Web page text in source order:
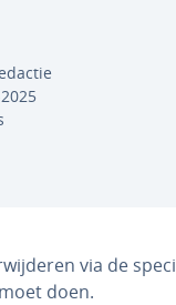
via de
doen.